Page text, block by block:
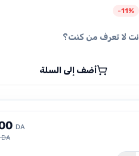
السعر
1,900 دج.
-11%
لا تعرف من كنت؟
أضف إلى السلة
0 DA